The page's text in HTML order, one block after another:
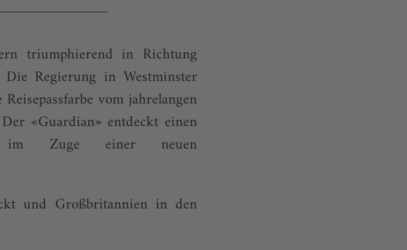
triumphierend in Richtung
Regierung in Westminster
vom jahrelangen
«Guardian» entdeckt einen
im Zuge einer neuen
und Großbritannien in den